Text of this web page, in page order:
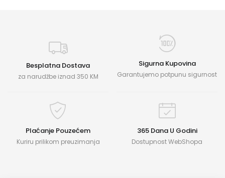
Besplatna Dostava
za narudžbe iznad 350 KM
Sigurna Kupovina
Garantujemo potpunu sigurnost
Plaćanje Pouzećem
Kuriru prilikom preuzimanja
365 Dana U Godini
Dostupnost WebShopa